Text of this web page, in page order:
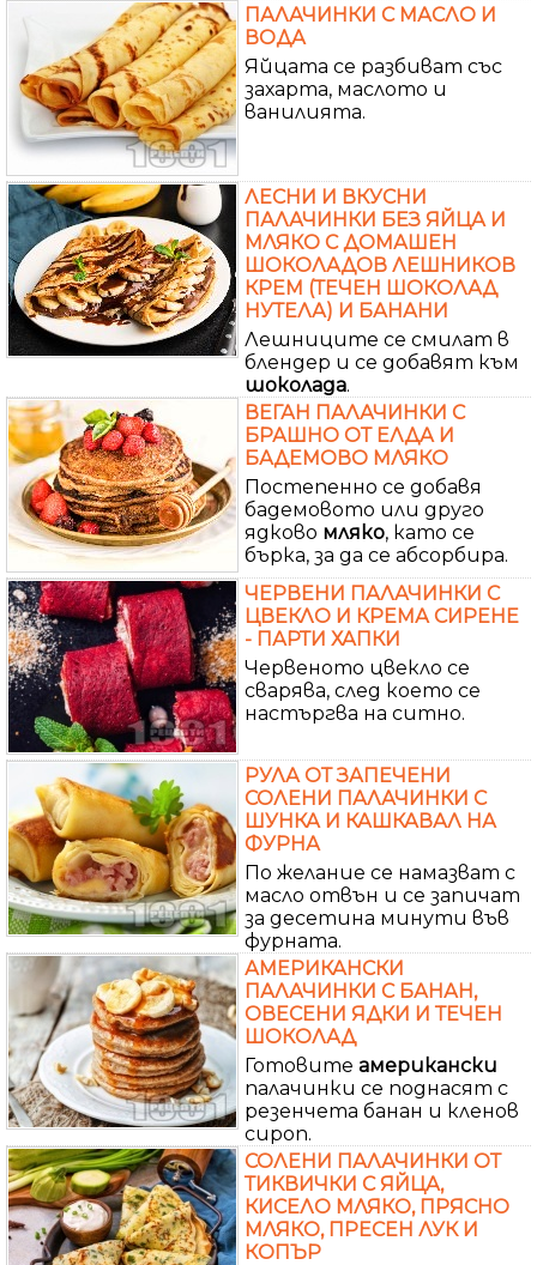
ПАЛАЧИНКИ С МАСЛО И
ВОДА
Яйцата се разбиват със
захарта, маслото и
ванилията.
ЛЕСНИ И ВКУСНИ
ПАЛАЧИНКИ БЕЗ ЯЙЦА И
МЛЯКО С ДОМАШЕН
ШОКОЛАДОВ ЛЕШНИКОВ
КРЕМ (ТЕЧЕН ШОКОЛАД
НУТЕЛА) И БАНАНИ
Лешниците се смилат в
блендер и се добавят към
шоколада.
ВЕГАН ПАЛАЧИНКИ С
БРАШНО ОТ ЕЛДА И
БАДЕМОВО МЛЯКО
Постепенно се добавя
бадемовото или друго
ядково мляко, като се
бърка, за да се абсорбира.
ЧЕРВЕНИ ПАЛАЧИНКИ С
ЦВЕКЛО И КРЕМА СИРЕНЕ
- ПАРТИ ХАПКИ
Червеното цвекло се
сварява, след което се
настъргва на ситно.
РУЛА ОТ ЗАПЕЧЕНИ
СОЛЕНИ ПАЛАЧИНКИ С
ШУНКА И КАШКАВАЛ НА
ФУРНА
По желание се намазват с
масло отвън и се запичат
за десетина минути във
фурната.
АМЕРИКАНСКИ
ПАЛАЧИНКИ С БАНАН,
ОВЕСЕНИ ЯДКИ И ТЕЧЕН
ШОКОЛАД
Готовите американски
палачинки се поднасят с
резенчета банан и кленов
сироп.
СОЛЕНИ ПАЛАЧИНКИ ОТ
ТИКВИЧКИ С ЯЙЦА,
КИСЕЛО МЛЯКО, ПРЯСНО
МЛЯКО, ПРЕСЕН ЛУК И
КОПЪР